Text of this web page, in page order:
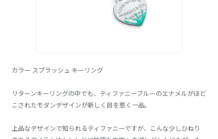
カラー スプラッシュ キーリング
リターンキーリングの中でも、ティファニーブルーのエナメルがほど
こされたモダンデザインが新しく目を惹く一品。
上品なデザインで知られるティファニーですが、こんな少しひねり